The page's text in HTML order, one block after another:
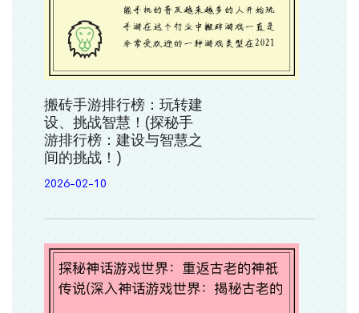
搬砖手游排行榜：玩转建
设、挑战智慧！(探秘手
游排行榜：建设与智慧之
间的挑战！)
2026-02-10